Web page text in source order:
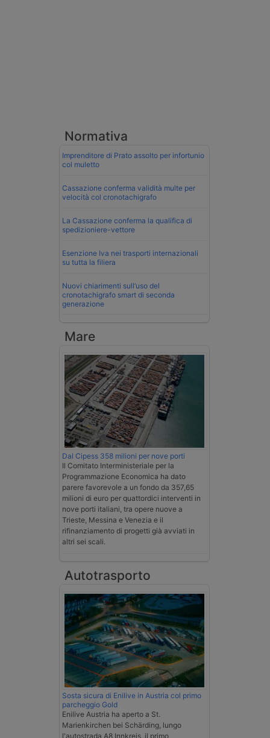
Normativa
Imprenditore di Prato assolto per infortunio
col muletto
Cassazione conferma validità multe per
velocità col cronotachigrafo
La Cassazione conferma la qualifica di
spedizioniere-vettore
Esenzione Iva nei trasporti internazionali
su tutta la filiera
Nuovi chiarimenti sull’uso del
cronotachigrafo smart di seconda
generazione
Mare
Dal Cipess 358 milioni per nove porti
Il Comitato Interministeriale per la
Programmazione Economica ha dato
parere favorevole a un fondo da 357,65
milioni di euro per quattordici interventi in
nove porti italiani, tra opere nuove a
Trieste, Messina e Venezia e il
rifinanziamento di progetti già avviati in
altri sei scali.
Autotrasporto
Sosta sicura di Enilive in Austria col primo
parcheggio Gold
Enilive Austria ha aperto a St.
Marienkirchen bei Schärding, lungo
l'autostrada A8 Innkreis, il primo